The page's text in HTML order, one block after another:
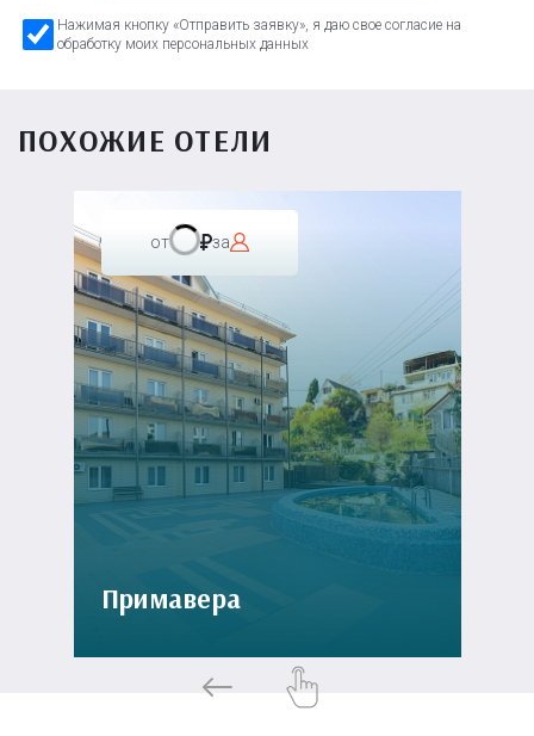
Нажимая кнопку «Отправить заявку», я даю свое согласие на
обработку моих персональных данных
ПОХОЖИЕ ОТЕЛИ
от за
Примавера